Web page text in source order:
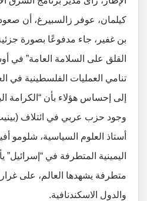
كيلمان، عوفر زالسبيرغ، أن صعود
بن غفير، جاء مدفوعًا بصورة
القلق على السلامة العامة” في
تنامي العمليات الفلسطينية في
إلى إحساس هؤلاء بأن “الكرامة
وجود حزب عربي في ائتلاف (بينيت-
أستاذ العلوم السياسية، شلومو
اليمينية المتطرفة في
متطرفة يشهدها العالم، على غرار
والدول الاسكندنافية.